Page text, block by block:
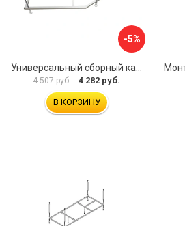
-5%
4 507 руб. 4 282 руб.
В КОРЗИНУ